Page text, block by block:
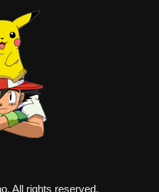
All rights reserved.